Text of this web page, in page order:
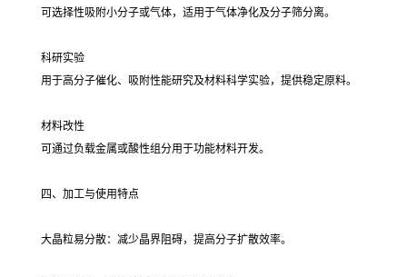
可选择性吸附小分子或气体，适用于气体净化及分子筛分离。
科研实验
用于高分子催化、吸附性能研究及材料科学实验，提供稳定原料。
材料改性
可通过负载金属或酸性组分用于功能材料开发。
四、加工与使用特点
大晶粒易分散：减少晶界阻碍，提高分子扩散效率。